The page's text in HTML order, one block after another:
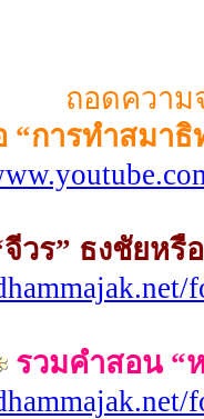
ถอดควา
“การทำสมาธิ
จีวร” ธงชัยหรื
รวมคำสอน “